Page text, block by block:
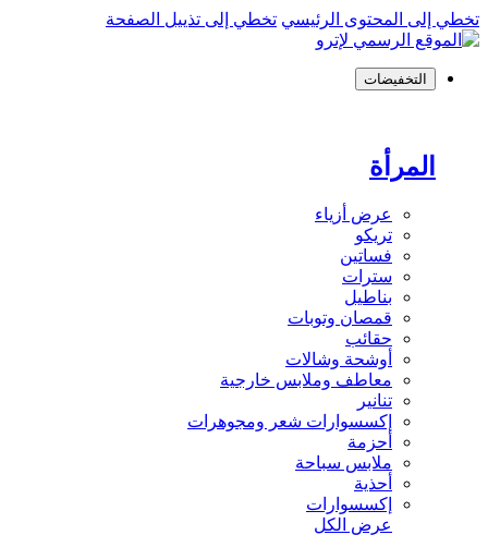
تخطي إلى المحتوى الرئيسي تخطي إلى تذييل الصفحة
التخفيضات
المرأة
عرض أزياء
تريكو
فساتين
سترات
بناطيل
قمصان وتوبات
حقائب
أوشحة وشالات
معاطف وملابس خارجية
تنانير
إكسسوارات شعر ومجوهرات
أحزمة
ملابس سباحة
أحذية
إكسسوارات
عرض الكل